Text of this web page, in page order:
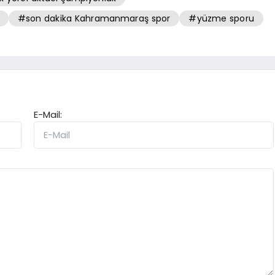
#son dakika Kahramanmaraş spor
#yüzme sporu
E-Mail: